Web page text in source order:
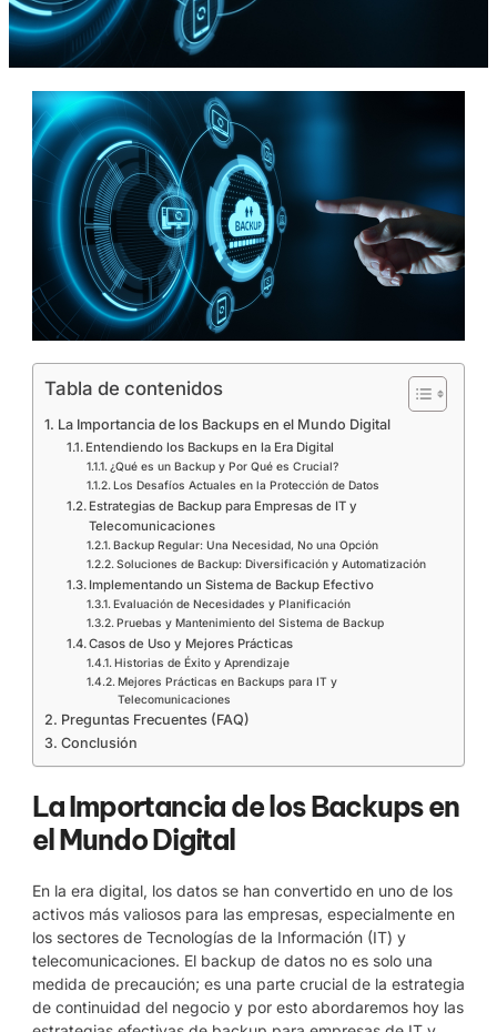
Tabla de contenidos
La Importancia de los Backups en el Mundo Digital
Entendiendo los Backups en la Era Digital
¿Qué es un Backup y Por Qué es Crucial?
Los Desafíos Actuales en la Protección de Datos
Estrategias de Backup para Empresas de IT y
Telecomunicaciones
Backup Regular: Una Necesidad, No una Opción
Soluciones de Backup: Diversificación y Automatización
Implementando un Sistema de Backup Efectivo
Evaluación de Necesidades y Planificación
Pruebas y Mantenimiento del Sistema de Backup
Casos de Uso y Mejores Prácticas
Historias de Éxito y Aprendizaje
Mejores Prácticas en Backups para IT y
Telecomunicaciones
Preguntas Frecuentes (FAQ)
Conclusión
La Importancia de los Backups en
el Mundo Digital
En la era digital, los datos se han convertido en uno de los
activos más valiosos para las empresas, especialmente en
los sectores de Tecnologías de la Información (IT) y
telecomunicaciones. El backup de datos no es solo una
medida de precaución; es una parte crucial de la estrategia
de continuidad del negocio y por esto abordaremos hoy las